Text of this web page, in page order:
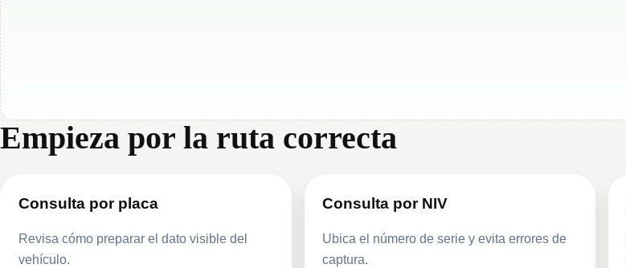
Empieza por la ruta correcta
Consulta por placa
Revisa cómo preparar el dato visible del
vehículo.
Consulta por NIV
Ubica el número de serie y evita errores de
captura.